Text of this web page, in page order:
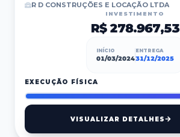
R D CONSTRUÇÕES E LOCAÇÃO LTDA
INVESTIMENTO
R$ 278.967,53
INÍCIO
01/03/2024
ENTREGA
31/12/2025
EXECUÇÃO FÍSICA
VISUALIZAR DETALHES